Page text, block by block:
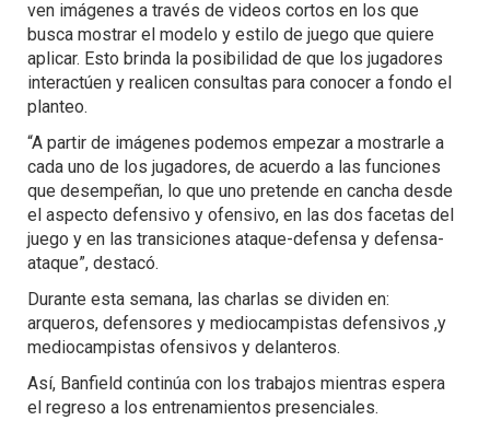
ven imágenes a través de videos cortos en los que
busca mostrar el modelo y estilo de juego que quiere
aplicar. Esto brinda la posibilidad de que los jugadores
interactúen y realicen consultas para conocer a fondo el
planteo.
“A partir de imágenes podemos empezar a mostrarle a
cada uno de los jugadores, de acuerdo a las funciones
que desempeñan, lo que uno pretende en cancha desde
el aspecto defensivo y ofensivo, en las dos facetas del
juego y en las transiciones ataque-defensa y defensa-
ataque”, destacó.
Durante esta semana, las charlas se dividen en:
arqueros, defensores y mediocampistas defensivos ,y
mediocampistas ofensivos y delanteros.
Así, Banfield continúa con los trabajos mientras espera
el regreso a los entrenamientos presenciales.